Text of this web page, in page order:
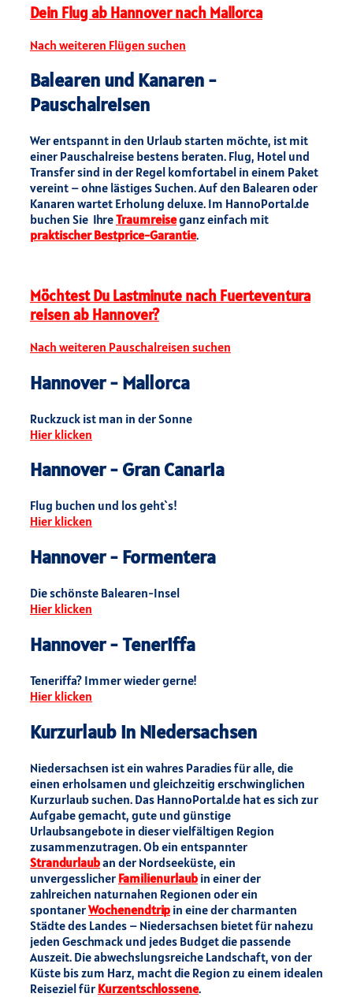
Dein Flug ab Hannover nach Mallorca
Nach weiteren Flügen suchen
Balearen und Kanaren -
Pauschalreisen
Wer entspannt in den Urlaub starten möchte, ist mit
einer Pauschalreise bestens beraten. Flug, Hotel und
Transfer sind in der Regel komfortabel in einem Paket
vereint – ohne lästiges Suchen. Auf den Balearen oder
Kanaren wartet Erholung deluxe. Im HannoPortal.de
buchen Sie IhreTraumreiseganz einfach mit
praktischer Bestprice-Garantie.
Möchtest Du Lastminute nach Fuerteventura
reisen ab Hannover?
Nach weiteren Pauschalreisen suchen
Hannover - Mallorca
Ruckzuck ist man in der Sonne
Hier klicken
Hannover - Gran Canaria
Flug buchen und los geht`s!
Hier klicken
Hannover - Formentera
Die schönste Balearen-Insel
Hier klicken
Hannover - Teneriffa
Teneriffa? Immer wieder gerne!
Hier klicken
Kurzurlaub in Niedersachsen
Niedersachsen ist ein wahres Paradies für alle, die
einen erholsamen und gleichzeitig erschwinglichen
Kurzurlaub suchen. Das HannoPortal.de hat es sich zur
Aufgabe gemacht, gute und günstige
Urlaubsangebote in dieser vielfältigen Region
zusammenzutragen. Ob ein entspannter
Strandurlauban der Nordseeküste, ein
unvergesslicher Familienurlaub in einer der
zahlreichen naturnahen Regionen oder ein
spontanerWochenendtrip in eine der charmanten
Städte des Landes – Niedersachsen bietet für nahezu
jeden Geschmack und jedes Budget die passende
Auszeit. Die abwechslungsreiche Landschaft, von der
Küste bis zum Harz, macht die Region zu einem idealen
Reiseziel für Kurzentschlossene.